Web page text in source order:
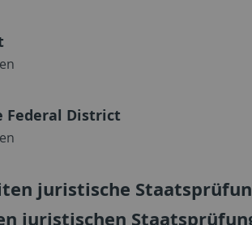
Federal District
juristische
juristischen